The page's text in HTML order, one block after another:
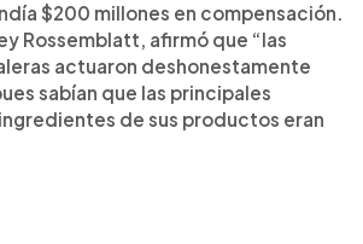
$200 millones en compensación.
Rossemblatt, afirmó que “las
actuaron deshonestamente
sabían que las principales
de sus productos eran